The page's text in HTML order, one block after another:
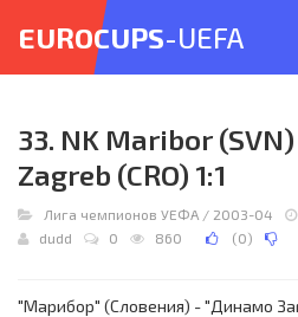
EUROCUPS-UEFA
33. NK Maribor
Zagreb (CRO) 1:1
Лига чемпионов УЕФА / 2003-04
dudd
0 860 (0)
"Марибор" (Словения) - "Динамо